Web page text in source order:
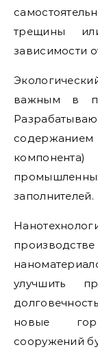
трещины
зависимости
важным в
содержанием
заполнителей.
улучшить
новые
сооружений